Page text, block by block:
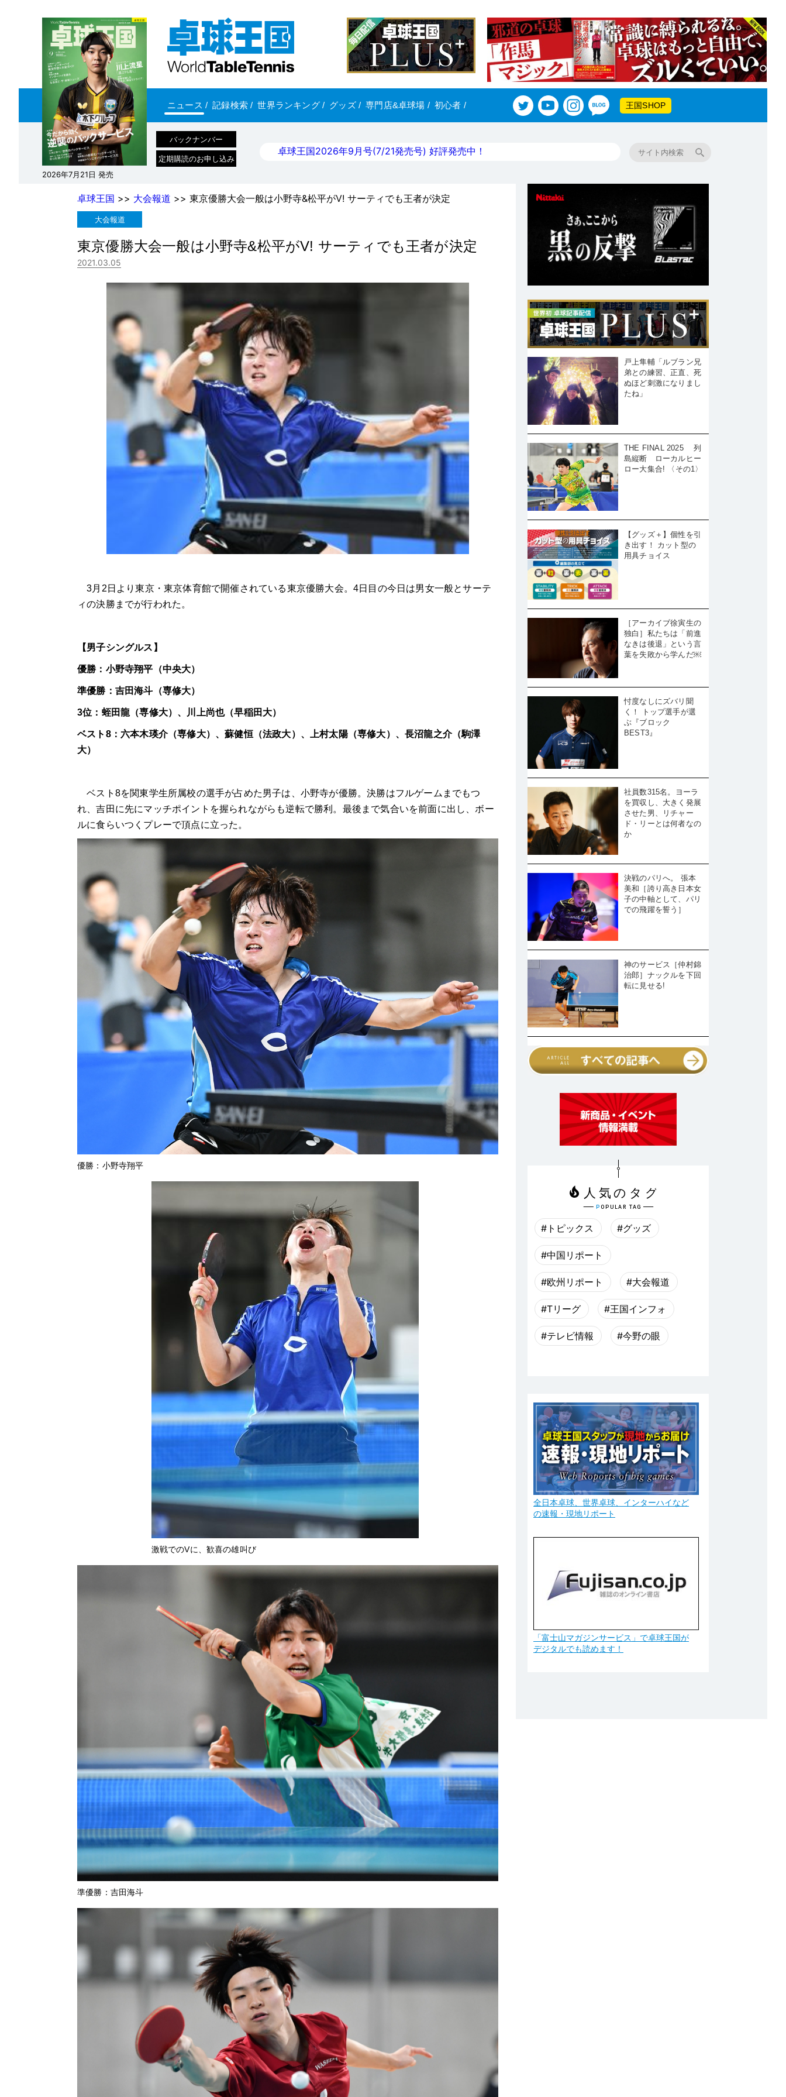
ニュース / 記録検索 / 世界ランキング/ グッズ/ 専門店&卓球場 / 初心者 / 王国SHOP
2026年7月21日 発売
バックナンバー
定期購読のお申し込み
卓球王国2026年9月号(7/21発売号) 好評発売中！
卓球王国 >> 大会報道 >> 東京優勝大会一般は小野寺&松平がV! サーティでも王者が決定
大会報道
東京優勝大会一般は小野寺&松平がV! サーティでも王者が決定
2021.03.05
3月2日より東京・東京体育館で開催されている東京優勝大会。4日目の今日は男女一般とサーテ
ィの決勝までが行われた。
【男子シングルス】
優勝：小野寺翔平（中央大）
準優勝：吉田海斗（専修大）
3位：蛭田龍（専修大）、川上尚也（早稲田大）
ベスト8：六本木瑛介（専修大）、蘇健恒（法政大）、上村太陽（専修大）、長沼龍之介（駒澤
大）
ベスト8を関東学生所属校の選手が占めた男子は、小野寺が優勝。決勝はフルゲームまでもつ
れ、吉田に先にマッチポイントを握られながらも逆転で勝利。最後まで気合いを前面に出し、ボー
ルに食らいつくプレーで頂点に立った。
優勝：小野寺翔平
激戦でのVに、歓喜の雄叫び
準優勝：吉田海斗
戸上隼輔「ルブラン兄
弟との練習、正直、死
ぬほど刺激になりまし
たね」
THE FINAL 2025 列
島縦断 ローカルヒー
ロー大集合! 〈その1〉
【グッズ＋】個性を引
き出す！ カット型の
用具チョイス
［アーカイブ徐寅生の
独白］私たちは「前進
なきは後退」という言
葉を失敗から学んだ￼
忖度なしにズバリ聞
く！ トップ選手が選
ぶ『ブロック
BEST3』
社員数315名。ヨーラ
を買収し、大きく発展
させた男、リチャー
ド・リーとは何者なの
か
決戦のパリへ。 張本
美和［誇り高き日本女
子の中軸として、パリ
での飛躍を誓う］
神のサービス［仲村錦
治郎］ナックルを下回
転に見せる!
#トピックス #グッズ
#中国リポート
#欧州リポート #大会報道
#Tリーグ #王国インフォ
#テレビ情報 #今野の眼
全日本卓球、世界卓球、インターハイなど
の速報・現地リポート
「富士山マガジンサービス」で卓球王国が
デジタルでも読めます！